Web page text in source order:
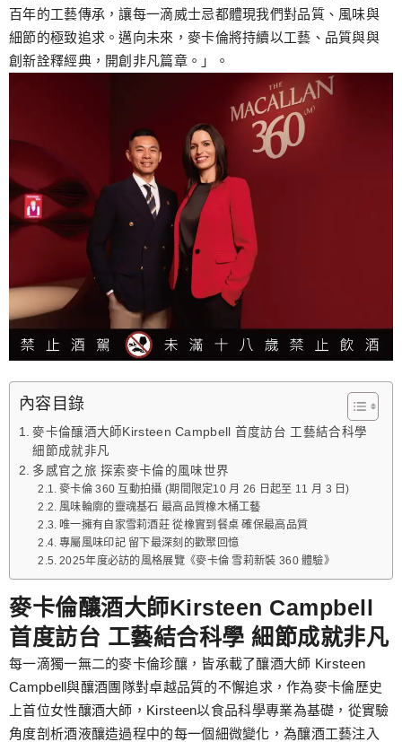
百年的工藝傳承，讓每一滴威士忌都體現我們對品質、風味與
細節的極致追求。邁向未來，麥卡倫將持續以工藝、品質與與
創新詮釋經典，開創非凡篇章。」。
內容目錄
麥卡倫釀酒大師Kirsteen Campbell 首度訪台 工藝結合科學
細節成就非凡
多感官之旅 探索麥卡倫的風味世界
麥卡倫 360 互動拍攝 (期間限定10 月 26 日起至 11 月 3 日)
風味輪廓的靈魂基石 最高品質橡木桶工藝
唯一擁有自家雪莉酒莊 從橡實到餐桌 確保最高品質
專屬風味印記 留下最深刻的歡聚回憶
2025年度必訪的風格展覽《麥卡倫 雪莉新裝 360 體驗》
麥卡倫釀酒大師Kirsteen Campbell
首度訪台 工藝結合科學 細節成就非凡
每一滴獨一無二的麥卡倫珍釀，皆承載了釀酒大師 Kirsteen
Campbell與釀酒團隊對卓越品質的不懈追求，作為麥卡倫歷史
上首位女性釀酒大師，Kirsteen以食品科學專業為基礎，從實驗
角度剖析酒液釀造過程中的每一個細微變化，為釀酒工藝注入